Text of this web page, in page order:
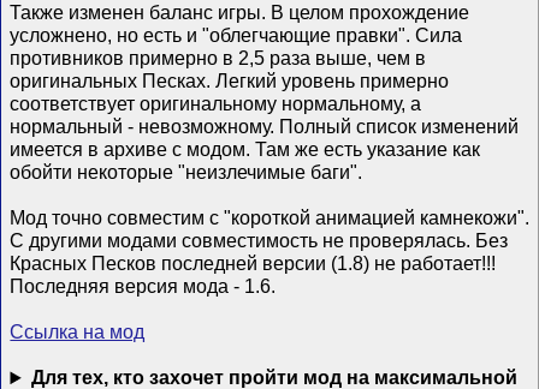
Также изменен баланс игры. В целом прохождение
усложнено, но есть и "облегчающие правки". Сила
противников примерно в 2,5 раза выше, чем в
оригинальных Песках. Легкий уровень примерно
соответствует оригинальному нормальному, а
нормальный - невозможному. Полный список изменений
имеется в архиве с модом. Там же есть указание как
обойти некоторые "неизлечимые баги".
Мод точно совместим с "короткой анимацией камнекожи".
С другими модами совместимость не проверялась. Без
Красных Песков последней версии (1.8) не работает!!!
Последняя версия мода - 1.6.
Ссылка на мод
Для тех, кто захочет пройти мод на максимальной